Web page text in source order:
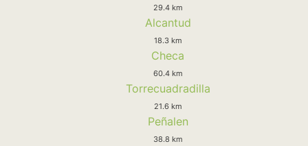
29.4 km
Alcantud
18.3 km
Checa
60.4 km
Torrecuadradilla
21.6 km
Peñalen
38.8 km